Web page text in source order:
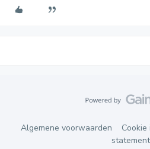
Algemene voorwaarden
statement